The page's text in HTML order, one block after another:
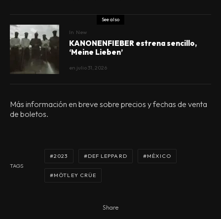
See also
In New
KANONENFIEBER estrena sencillo,
‘Meine Lieben’
en julio 31, 2026
Más información en breve sobre precios y fechas de venta
de boletos.
TAGS
2023 DEF LEPPARD MÉXICO
MÖTLEY CRÜE
Share